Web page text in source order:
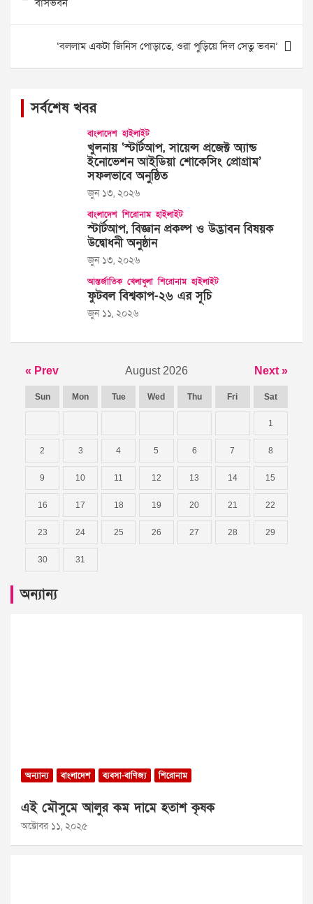
বাসভবন
‘বললাম একটা জিনিস পোড়াতে, ওরা পুড়িয়ে দিল সেতু ভবন’
সর্বশেষ খবর
বাংলাদেশ হাইলাইট
খুলনায় ‘স্টার্টআপ, সায়েন্স প্রজেক্ট অ্যান্ড
ইনোভেশন আইডিয়া শোকেসিং প্রোগ্রাম’
সফলভাবে অনুষ্ঠিত
জুন ১৩, ২০২৬
বাংলাদেশ শিরোনাম হাইলাইট
স্টার্টআপ, বিজ্ঞান প্রকল্প ও উদ্ভাবন বিষয়ক
উদ্বোধনী অনুষ্ঠান
জুন ১৩, ২০২৬
আন্তর্জাতিক খেলাধুলা শিরোনাম হাইলাইট
ফুটবল বিশ্বকাপ-২৬ এর সূচি
জুন ১১, ২০২৬
« Prev August 2026 Next »
Sun Mon Tue Wed Thu Fri Sat
1
2 3 4 5 6 7 8
9 10 11 12 13 14 15
16 17 18 19 20 21 22
23 24 25 26 27 28 29
30 31
অন্যান্য
অন্যান্য বাংলাদেশ ব্যবসা-বাণিজ্য শিরোনাম
এই মৌসুমে আলুর কম দামে হতাশ কৃষক
অক্টোবর ১১, ২০২৫